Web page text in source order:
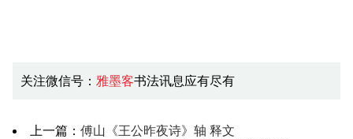
关注微信号： 雅墨客书法讯息应有尽有
上一篇： 傅山《王公昨夜诗》轴 释文